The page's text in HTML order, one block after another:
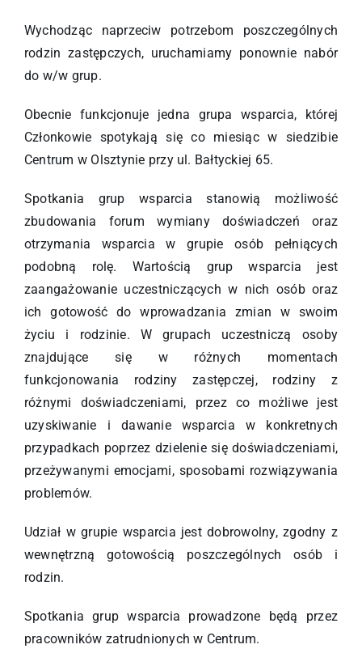
Wsparcie
Wychodząc naprzeciw potrzebom poszczególnych
rodzin zastępczych, uruchamiamy ponownie nabór
do w/w grup.
Obecnie funkcjonuje jedna grupa wsparcia, której
Członkowie spotykają się co miesiąc w siedzibie
Centrum w Olsztynie przy ul. Bałtyckiej 65.
Spotkania grup wsparcia stanowią możliwość
zbudowania forum wymiany doświadczeń oraz
otrzymania wsparcia w grupie osób pełniących
podobną rolę. Wartością grup wsparcia jest
zaangażowanie uczestniczących w nich osób oraz
ich gotowość do wprowadzania zmian w swoim
życiu i rodzinie. W grupach uczestniczą osoby
znajdujące się w różnych momentach
funkcjonowania rodziny zastępczej, rodziny z
różnymi doświadczeniami, przez co możliwe jest
uzyskiwanie i dawanie wsparcia w konkretnych
przypadkach poprzez dzielenie się doświadczeniami,
przeżywanymi emocjami, sposobami rozwiązywania
problemów.
Udział w grupie wsparcia jest dobrowolny, zgodny z
wewnętrzną gotowością poszczególnych osób i
rodzin.
Spotkania grup wsparcia prowadzone będą przez
pracowników zatrudnionych w Centrum.